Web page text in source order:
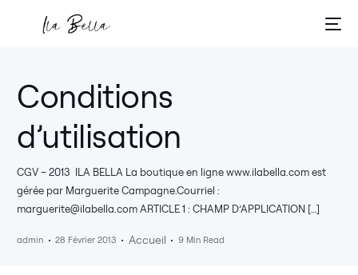
Conditions
d’utilisation
CGV – 2013 ILA BELLA La boutique en ligne www.ilabella.com est
gérée par Marguerite Campagne.Courriel :
marguerite@ilabella.com ARTICLE 1 : CHAMP D’APPLICATION […]
admin 28 Février 2013 Accueil 9 Min Read